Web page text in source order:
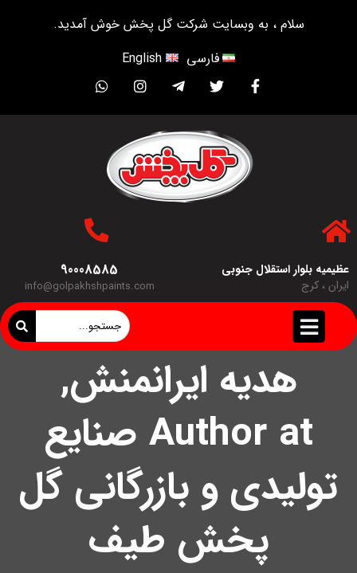
سلام ، به وبسایت شرکت گل پخش خوش آمدید.
فارسی
English
عظیمیه بلوار استقلال جنوبی
ایران ، کرج
90008585
info@golpakhshpaints.com
هدیه ایرانمنش,
Author at صنایع
تولیدی و بازرگانی گل
پخش طیف